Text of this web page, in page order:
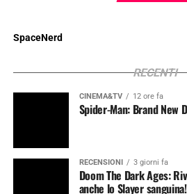
SpaceNerd
RECENTI
CINEMA&TV 12 ore fa
Spider-Man: Brand New
RECENSIONI 3 giorni fa
Doom The Dark Ages:
anche lo Slayer sanguina!